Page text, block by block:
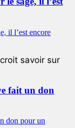
savoir sur
fait un don